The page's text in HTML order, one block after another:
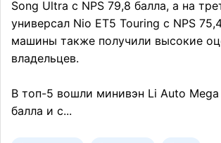
Song Ultra с NPS 79,8 балла, а на
универсал Nio ET5 Touring с NPS
машины также получили высокие
владельцев.
В топ-5 вошли минивэн Li Auto Mega
балла и с...